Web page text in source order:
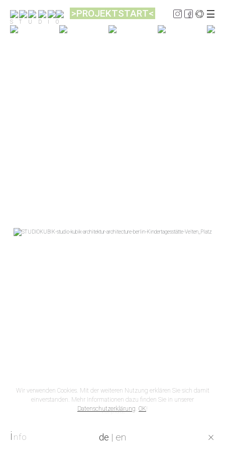
>PROJEKTSTART<
Vorplatz
Wir verwenden Cookies. Mit der weiteren Nutzung erklären Sie sich damit
einverstanden. Mehr Informationen dazu finden Sie in unserer
Datenschutzerklärung. OK!
i de | en ×